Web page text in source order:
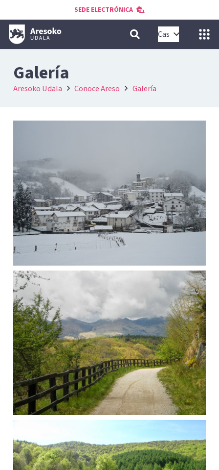
SEDE ELECTRÓNICA
Cas
Galería
Aresoko Udala Conoce Areso Galería